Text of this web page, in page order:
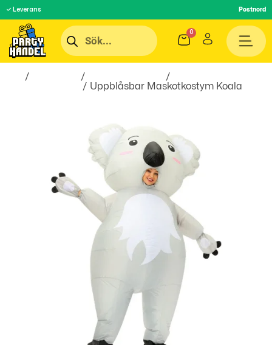
✓ Leverans Postnord
/ / /
/ Uppblåsbar Maskotkostym Koala